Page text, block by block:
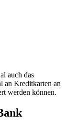
auch das
an Kreditkarten an
werden können.